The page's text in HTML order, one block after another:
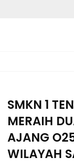
SMKN 1
MERAIH
AJANG
WILAYAH